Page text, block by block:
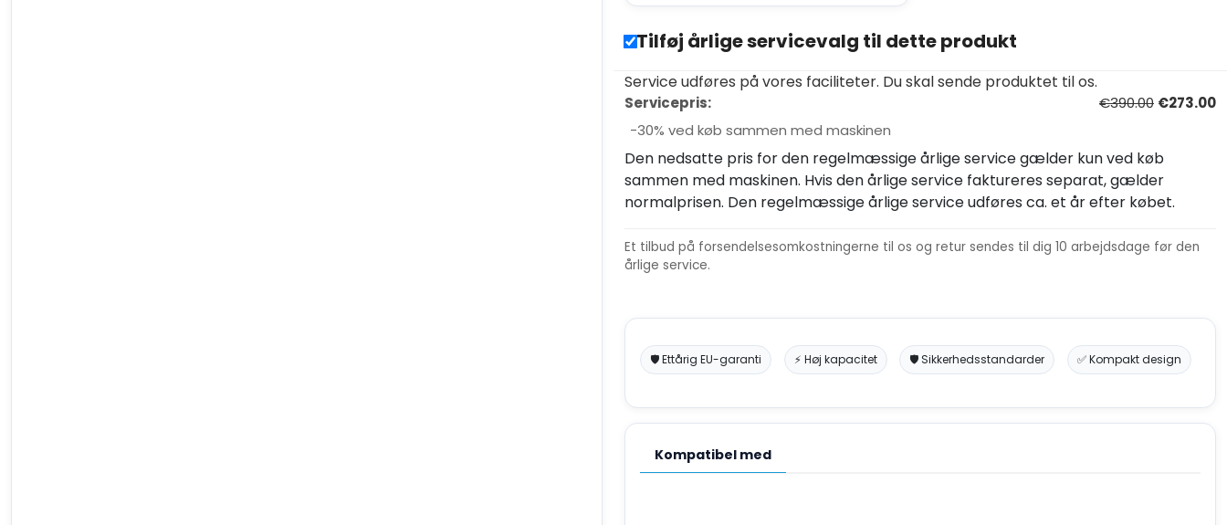
Tilføj årlige servicevalg til dette produkt
Service udføres på vores faciliteter. Du skal sende produktet til os.
Servicepris: €390.00 €273.00
−30% ved køb sammen med maskinen
Den nedsatte pris for den regelmæssige årlige service gælder kun ved køb
sammen med maskinen. Hvis den årlige service faktureres separat, gælder
normalprisen. Den regelmæssige årlige service udføres ca. et år efter købet.
Et tilbud på forsendelsesomkostningerne til os og retur sendes til dig 10 arbejdsdage før den
årlige service.
🛡️ Ettårig EU-garanti ⚡ Høj kapacitet 🛡️ Sikkerhedsstandarder ✅ Kompakt design
Kompatibel med